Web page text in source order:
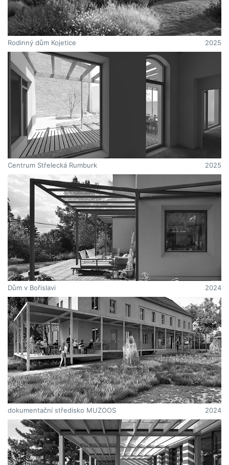
Rodinný dům Kojetice 2025
Centrum Střelecká Rumburk 2025
Dům v Bořislavi 2024
dokumentační středisko MUZOOS 2024